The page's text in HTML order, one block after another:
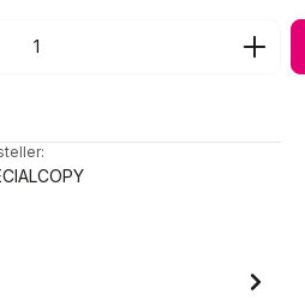
den gewünschten Wert ein